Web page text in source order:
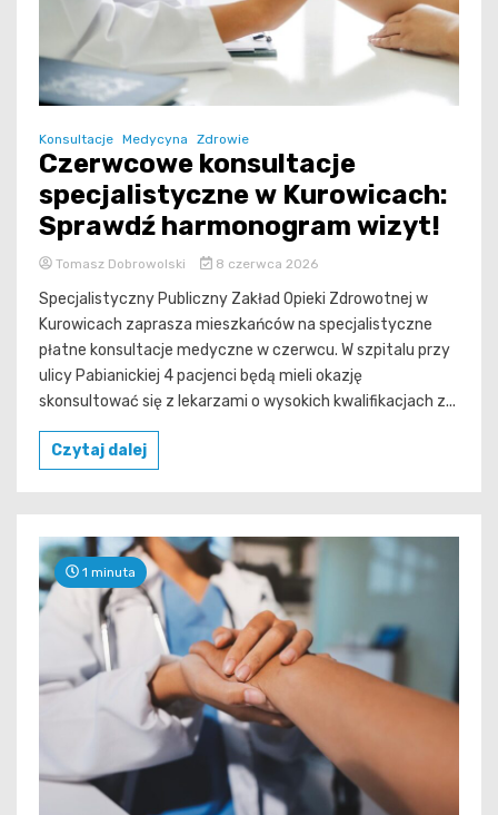
Konsultacje Medycyna Zdrowie
Czerwcowe konsultacje
specjalistyczne w Kurowicach:
Sprawdź harmonogram wizyt!
Tomasz Dobrowolski 8 czerwca 2026
Specjalistyczny Publiczny Zakład Opieki Zdrowotnej w
Kurowicach zaprasza mieszkańców na specjalistyczne
płatne konsultacje medyczne w czerwcu. W szpitalu przy
ulicy Pabianickiej 4 pacjenci będą mieli okazję
skonsultować się z lekarzami o wysokich kwalifikacjach z...
Czytaj dalej
1 minuta